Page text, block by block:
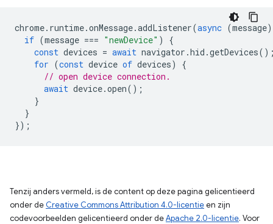
chrome. runtime.onMessage.addListener(async (message)
if (message === "newDevice" )
{
const devices = await navigator .hid .getDevices
for (const device of devices)
{
// open device connection.
await device.open();
}
}
});
Tenzij anders vermeld, is de content op deze pagina gelicentieerd
onder de Creative Commons Attribution 4.0-licentieen zijn
codevoorbeelden gelicentieerd onder deApache 2.0-licentie. Voor